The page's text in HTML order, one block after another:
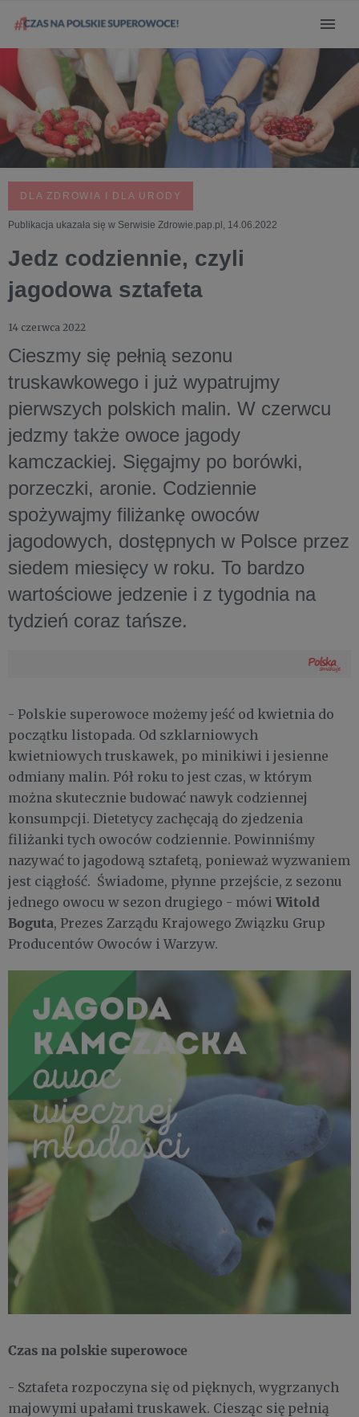
DLA ZDROWIA I DLA URODY
Publikacja ukazała się w Serwisie Zdrowie.pap.pl, 14.06.2022
Jedz codziennie, czyli
jagodowa sztafeta
14 czerwca 2022
Cieszmy się pełnią sezonu
truskawkowego i już wypatrujmy
pierwszych polskich malin. W czerwcu
jedzmy także owoce jagody
kamczackiej. Sięgajmy po borówki,
porzeczki, aronie. Codziennie
spożywajmy filiżankę owoców
jagodowych, dostępnych w Polsce przez
siedem miesięcy w roku. To bardzo
wartościowe jedzenie i z tygodnia na
tydzień coraz tańsze.
- Polskie superowoce możemy jeść od kwietnia do
początku listopada. Od szklarniowych
kwietniowych truskawek, po minikiwi i jesienne
odmiany malin. Pół roku to jest czas, w którym
można skutecznie budować nawyk codziennej
konsumpcji. Dietetycy zachęcają do zjedzenia
filiżanki tych owoców codziennie. Powinniśmy
nazywać to jagodową sztafetą, ponieważ wyzwaniem
jest ciągłość. Świadome, płynne przejście, z sezonu
jednego owocu w sezon drugiego - mówiWitold
Boguta, Prezes Zarządu Krajowego Związku Grup
Producentów Owoców i Warzyw.
Czas na polskie superowoce
- Sztafeta rozpoczyna się od pięknych, wygrzanych
majowymi upałami truskawek. Ciesząc się pełnią